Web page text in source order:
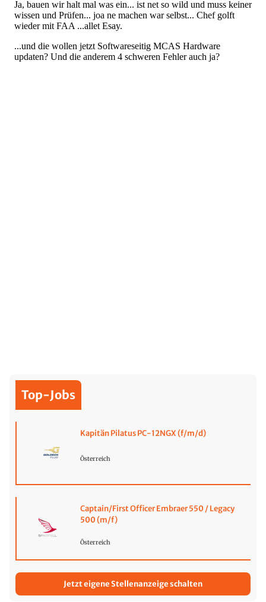
Top-Jobs
Kapitän Pilatus PC-12NGX (f/m/d)
Österreich
Captain/First Officer Embraer 550 / Legacy
500 (m/f)
Österreich
Jetzt eigene Stellenanzeige schalten